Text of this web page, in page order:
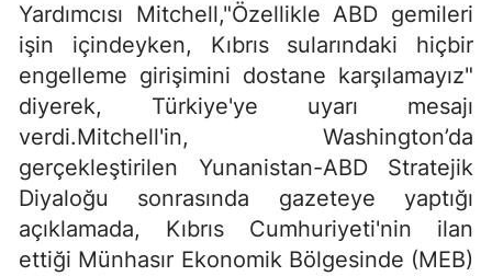
Yardımcısı Mitchell,"Özellikle ABD gemileri
işin içindeyken, Kıbrıs sularındaki hiçbir
engelleme girişimini dostane karşılamayız"
diyerek, Türkiye'ye uyarı mesajı
verdi.Mitchell'in, Washington’da
gerçekleştirilen Yunanistan-ABD Stratejik
Diyaloğu sonrasında gazeteye yaptığı
açıklamada, Kıbrıs Cumhuriyeti'nin ilan
ettiği Münhasır Ekonomik Bölgesinde (MEB)